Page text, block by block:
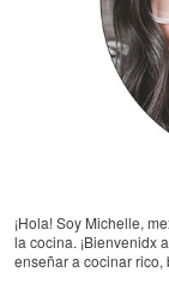
¡Hola! Soy Michelle,
la cocina. ¡Bienvenidx
enseñar a cocinar rico,